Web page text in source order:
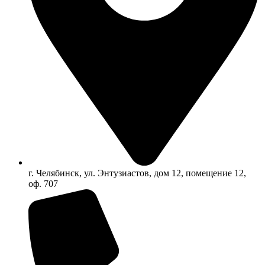
г. Челябинск, ул. Энтузиастов, дом 12, помещение 12,
оф. 707